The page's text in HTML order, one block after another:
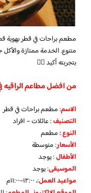
مطعم براحات في قطر بهوية
متنوع. الخدمة ممتازة
بتجربته أكيد 👍🏼
من افضل مطاعم الراقيه
الاسم: مطعم براحات في قطر
التصنيف: عائلات – افراد
النوع :مطعم
الأسعار:متوسطة
الأطفال:يوجد
الموسيقى:يوجد
مواعيد العمل:، ١٢:٠٠–١١:٠٠م